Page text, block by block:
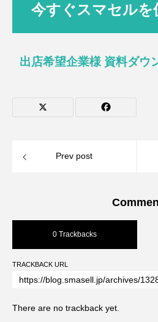
今すぐスマセルを
出店希望企業様 資料ダウ
Prev post
0 Trackbacks
TRACKBACK URL
There are no trackback yet.